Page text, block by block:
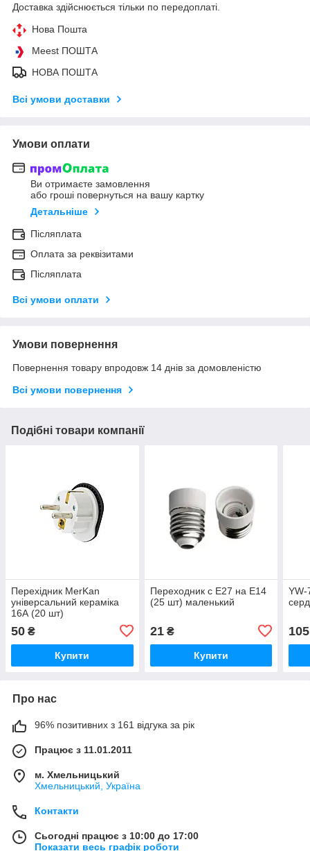
Доставка здійснюється тільки по передоплаті.
Нова Пошта
Meest ПОШТА
НОВА ПОШТА
Всі умови доставки
Умови оплати
Ви отримаєте замовлення
або гроші повернуться на вашу картку
Детальніше
Післяплата
Оплата за реквізитами
Післяплата
Всі умови оплати
Умови повернення
Повернення товару впродовж 14 днів за домовленістю
Всі умови повернення
Подібні товари компанії
Перехідник MerKan
універсальний кераміка
16А (20 шт)
50 ₴
Купити
Переходник с Е27 на Е14
(25 шт) маленький
21₴
Купити
YW-
105
Про нас
96% позитивних з 161 відгука за рік
Працює з 11.01.2011
м. Хмельницький
Хмельницький, Україна
Контакти
Сьогодні працює з 10:00 до 17:00
Показати весь графік роботи